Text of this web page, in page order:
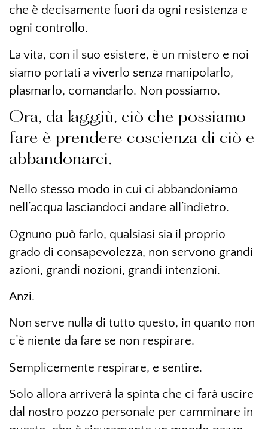
che è decisamente fuori da ogni resistenza e
ogni controllo.
La vita, con il suo esistere, è un mistero e noi
siamo portati a viverlo senza manipolarlo,
plasmarlo, comandarlo. Non possiamo.
Ora, da laggiù, ciò che possiamo
fare è prendere coscienza di ciò e
abbandonarci.
Nello stesso modo in cui ci abbandoniamo
nell’acqua lasciandoci andare all’indietro.
Ognuno può farlo, qualsiasi sia il proprio
grado di consapevolezza, non servono grandi
azioni, grandi nozioni, grandi intenzioni.
Anzi.
Non serve nulla di tutto questo, in quanto non
c’è niente da fare se non respirare.
Semplicemente respirare, e sentire.
Solo allora arriverà la spinta che ci farà uscire
dal nostro pozzo personale per camminare in